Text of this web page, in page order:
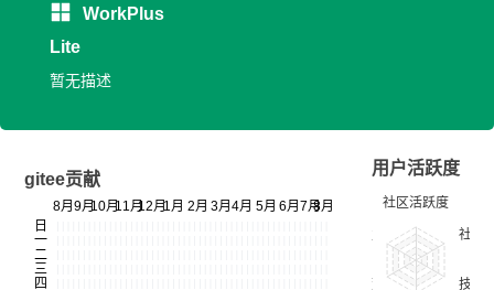
WorkPlus
Lite
暂无描述
gitee贡献
用户活跃度